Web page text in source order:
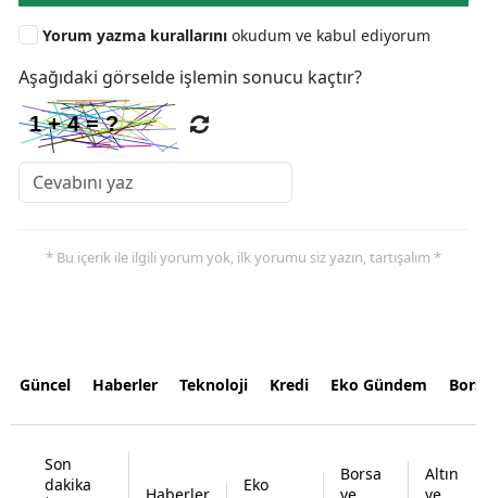
Yorum yazma kurallarını okudum ve kabul ediyorum
Aşağıdaki görselde işlemin sonucu kaçtır?
* Bu içerik ile ilgili yorum yok, ilk yorumu siz yazın, tartışalım *
Güncel Haberler Teknoloji Kredi Eko Gündem
Son
dakika
Eko
Borsa
Altın